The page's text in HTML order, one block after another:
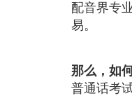
配音界专
易。
那么，如
普通话考